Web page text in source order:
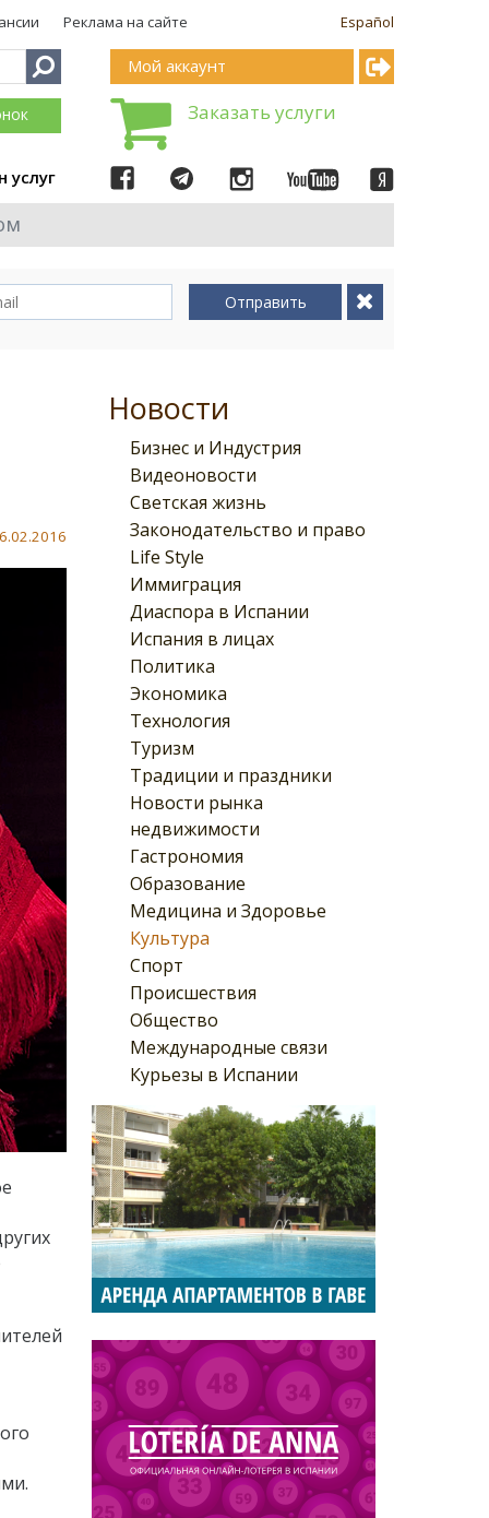
Español
Реклама на сайте
услуг
Мой аккаунт
Заказать услуги
Отправить
Новости
Бизнес и Индустрия
Видеоновости
Светская жизнь
Законодательство и право
Life Style
Иммиграция
Диаспора в Испании
Испания в лицах
Политика
Экономика
Технология
Туризм
Традиции и праздники
Новости рынка
недвижимости
Гастрономия
Образование
Медицина и Здоровье
Культура
Спорт
Происшествия
Общество
Международные связи
Курьезы в Испании